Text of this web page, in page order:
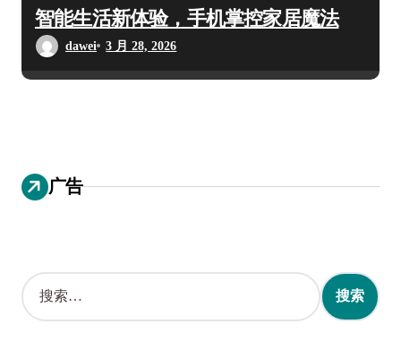
智能生活新体验，手机掌控家居魔法
dawei 3 月 28, 2026
广告
搜
索
：